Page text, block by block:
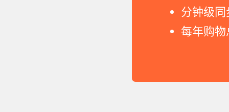
分钟级
每年购